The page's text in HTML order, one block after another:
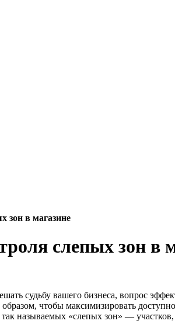
зон в магазине
слепых зон в
судьбу вашего бизнеса, вопрос
чтобы максимизировать
называемых «слепых зон» —